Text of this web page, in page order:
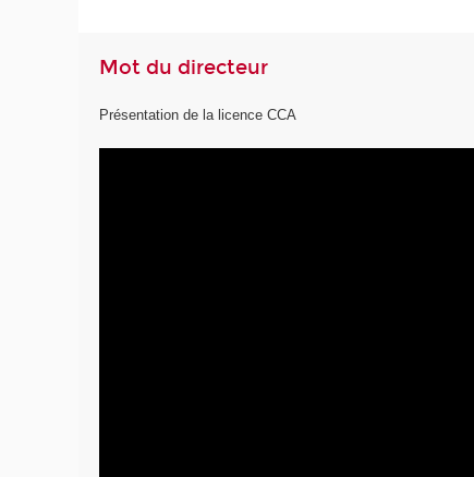
Mot du directeur
Présentation de la licence CCA